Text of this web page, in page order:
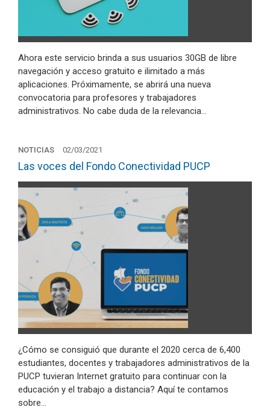
Ahora este servicio brinda a sus usuarios 30GB de libre
navegación y acceso gratuito e ilimitado a más
aplicaciones. Próximamente, se abrirá una nueva
convocatoria para profesores y trabajadores
administrativos. No cabe duda de la relevancia…
NOTICIAS 02/03/2021
Las voces del Fondo Conectividad PUCP
¿Cómo se consiguió que durante el 2020 cerca de 6,400
estudiantes, docentes y trabajadores administrativos de la
PUCP tuvieran Internet gratuito para continuar con la
educación y el trabajo a distancia? Aquí te contamos
sobre…